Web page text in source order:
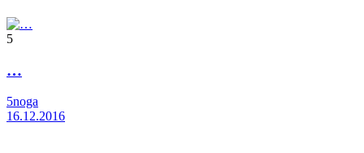
5
…
5noga
16.12.2016